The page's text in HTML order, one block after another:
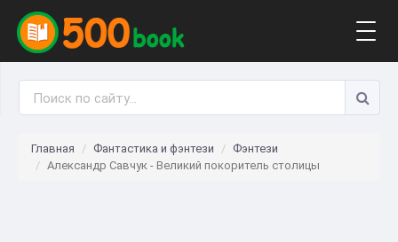
Главная Фантастика и фэнтези
Фэнтези
Александр Савчук - Великий покоритель столицы